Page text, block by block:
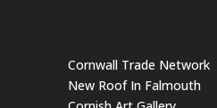
Cornwall Trade Network
New Roof In Falmouth